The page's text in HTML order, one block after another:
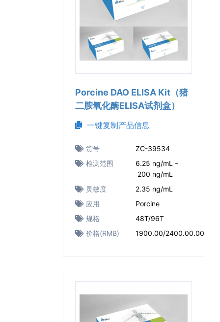
Porcine DAO ELISA Kit（猪
二胺氧化酶ELISA试剂盒）
一键复制产品信息
货号
ZC-39534
检测范围
6.25 ng/mL –
200 ng/mL
灵敏度
2.35 ng/mL
应用
Porcine
规格
48T/96T
价格(RMB)
1900.00/2400.00.00